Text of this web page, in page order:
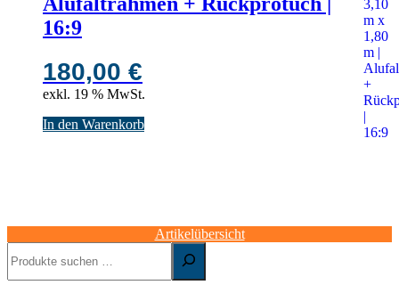
16:9
180,00 €
exkl. 19 % MwSt.
In den Warenkorb
Artikelübersicht